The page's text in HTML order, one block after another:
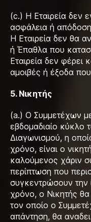
(c.) Η Εταιρεία δεν
ασφάλεια ή
Η Εταιρεία δεν θα
ή Έπαθλα που
Εταιρεία δεν φέρει
αμοιβές ή έξοδα
5. Νικητής
(a.) Ο Συμμετέχων
εβδομαδιαίο
Διαγωνισμού, η
χρόνο, είναι ο
καλούμενος χάριν
περίπτωση που
συγκεντρώσουν την
χρόνο, ο Νικητής θα
τον οποίο ο
απάντηση, θα